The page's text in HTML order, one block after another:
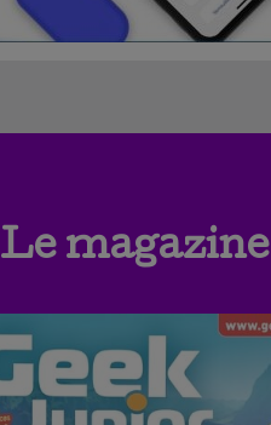
Le magazine